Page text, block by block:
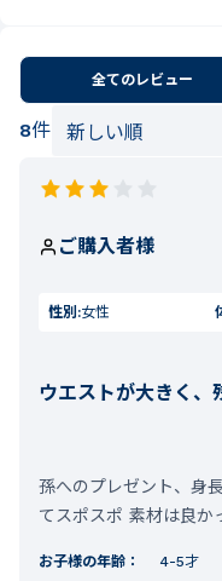
全てのレビュー
8件
ご購入者様
性別:女性
ウエストが大きく、
孫へのプレゼント、身
てスポスポ 素材は良か
お子様の年齢：
4-5才